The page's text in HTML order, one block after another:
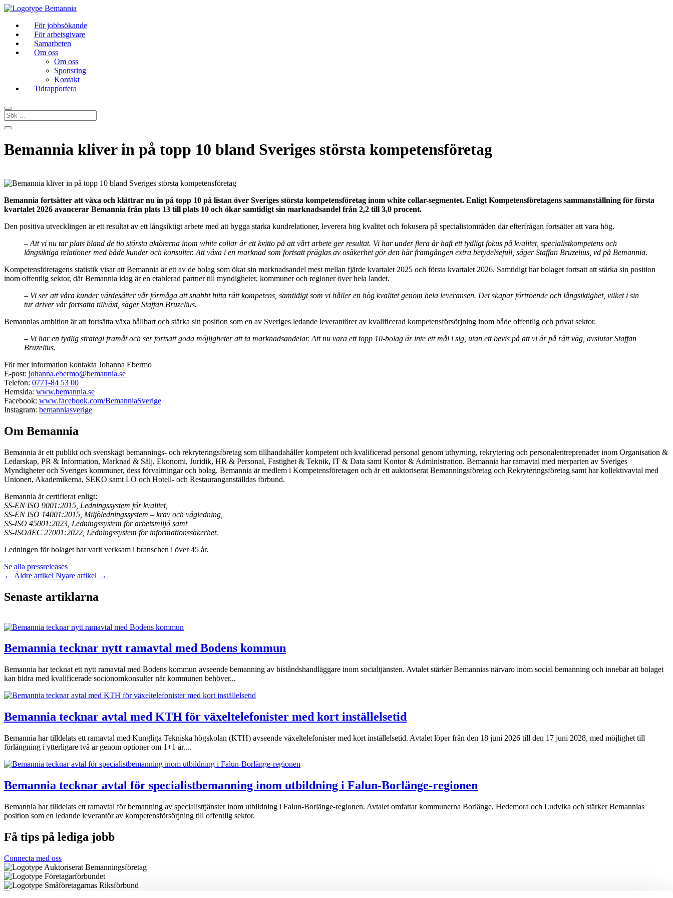
För jobbsökande
För arbetsgivare
Samarbeten
Om oss
Om oss
Sponsring
Kontakt
Tidrapportera
Bemannia kliver in på topp 10 bland Sveriges största kompetensföretag
Bemannia fortsätter att växa och klättrar nu in på topp 10 på listan över Sveriges största kompetensföretag inom white collar-segmentet. Enligt Kompetensföretagens sammanställning för första
kvartalet 2026 avancerar Bemannia från plats 13 till plats 10 och ökar samtidigt sin marknadsandel från 2,2 till 3,0 procent.
Den positiva utvecklingen är ett resultat av ett långsiktigt arbete med att bygga starka kundrelationer, leverera hög kvalitet och fokusera på specialistområden där efterfrågan fortsätter att vara hög.
– Att vi nu tar plats bland de tio största aktörerna inom white collar är ett kvitto på att vårt arbete ger resultat. Vi har under flera år haft ett tydligt fokus på kvalitet, specialistkompetens och
långsiktiga relationer med både kunder och konsulter. Att växa i en marknad som fortsatt präglas av osäkerhet gör den här framgången extra betydelsefull, säger Staffan Bruzelius, vd på Bemannia.
Kompetensföretagens statistik visar att Bemannia är ett av de bolag som ökat sin marknadsandel mest mellan fjärde kvartalet 2025 och första kvartalet 2026. Samtidigt har bolaget fortsatt att stärka sin position
inom offentlig sektor, där Bemannia idag är en etablerad partner till myndigheter, kommuner och regioner över hela landet.
– Vi ser att våra kunder värdesätter vår förmåga att snabbt hitta rätt kompetens, samtidigt som vi håller en hög kvalitet genom hela leveransen. Det skapar förtroende och långsiktighet, vilket i sin
tur driver vår fortsatta tillväxt, säger Staffan Bruzelius.
Bemannias ambition är att fortsätta växa hållbart och stärka sin position som en av Sveriges ledande leverantörer av kvalificerad kompetensförsörjning inom både offentlig och privat sektor.
– Vi har en tydlig strategi framåt och ser fortsatt goda möjligheter att ta marknadsandelar. Att nu vara ett topp 10-bolag är inte ett mål i sig, utan ett bevis på att vi är på rätt väg, avslutar Staffan
Bruzelius.
För mer information kontakta Johanna Ebermo
E-post: johanna.ebermo@bemannia.se
Telefon: 0771-84 53 00
Hemsida: www.bemannia.se
Facebook: www.facebook.com/BemanniaSverige
Instagram: bemanniasverige
Om Bemannia
Bemannia är ett publikt och svenskägt bemannings- och rekryteringsföretag som tillhandahåller kompetent och kvalificerad personal genom uthyrning, rekrytering och personalentreprenader inom Organisation &
Ledarskap, PR & Information, Marknad & Sälj, Ekonomi, Juridik, HR & Personal, Fastighet & Teknik, IT & Data samt Kontor & Administration. Bemannia har ramavtal med merparten av Sveriges
Myndigheter och Sveriges kommuner, dess förvaltningar och bolag. Bemannia är medlem i Kompetensföretagen och är ett auktoriserat Bemanningsföretag och Rekryteringsföretag samt har kollektivavtal med
Unionen, Akademikerna, SEKO samt LO och Hotell- och Restauranganställdas förbund.
Bemannia är certifierat enligt:
SS-EN ISO 9001:2015, Ledningssystem för kvalitet,
SS-EN ISO 14001:2015, Miljöledningssystem – krav och vägledning,
SS-ISO 45001:2023, Ledningssystem för arbetsmiljö samt
SS-ISO/IEC 27001:2022, Ledningssystem för informationssäkerhet.
Ledningen för bolaget har varit verksam i branschen i över 45 år.
Se alla pressreleases
← Äldre artikel Nyare artikel →
Senaste artiklarna
Bemannia tecknar nytt ramavtal med Bodens kommun
Bemannia har tecknat ett nytt ramavtal med Bodens kommun avseende bemanning av biståndshandläggare inom socialtjänsten. Avtalet stärker Bemannias närvaro inom social bemanning och innebär att bolaget
kan bidra med kvalificerade socionomkonsulter när kommunen behöver...
Bemannia tecknar avtal med KTH för växeltelefonister med kort inställelsetid
Bemannia har tilldelats ett ramavtal med Kungliga Tekniska högskolan (KTH) avseende växeltelefonister med kort inställelsetid. Avtalet löper från den 18 juni 2026 till den 17 juni 2028, med möjlighet till
förlängning i ytterligare två år genom optioner om 1+1 år....
Bemannia tecknar avtal för specialistbemanning inom utbildning i Falun-Borlänge-regionen
Bemannia har tilldelats ett ramavtal för bemanning av specialisttjänster inom utbildning i Falun-Borlänge-regionen. Avtalet omfattar kommunerna Borlänge, Hedemora och Ludvika och stärker Bemannias
position som en ledande leverantör av kompetensförsörjning till offentlig sektor.
Få tips på lediga jobb
Connecta med oss